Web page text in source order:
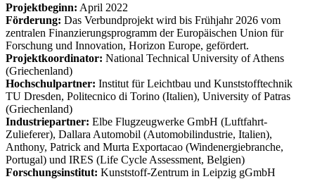
Projektbeginn: April 2022
Förderung: Das Verbundprojekt wird bis Frühjahr 2026 vom
zentralen Finanzierungsprogramm der Europäischen Union für
Forschung und Innovation, Horizon Europe, gefördert.
Projektkoordinator: National Technical University of Athens
(Griechenland)
Hochschulpartner: Institut für Leichtbau und Kunststofftechnik
TU Dresden, Politecnico di Torino (Italien), University of Patras
(Griechenland)
Industriepartner: Elbe Flugzeugwerke GmbH (Luftfahrt-
Zulieferer), Dallara Automobil (Automobilindustrie, Italien),
Anthony, Patrick and Murta Exportacao (Windenergiebranche,
Portugal) und IRES (Life Cycle Assessment, Belgien)
Forschungsinstitut: Kunststoff-Zentrum in Leipzig gGmbH